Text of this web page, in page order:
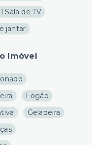
1 Sala de TV
jantar
Imóvel
Fogão
Geladeira